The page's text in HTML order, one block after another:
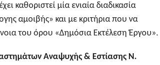
καθοριστεί μία ενιαία διαδικασία
αμοιβής» και με κριτήρια που να
του όρου «Δημόσια Εκτέλεση Έργου».
Αναψυχής & Εστίασης Ν.